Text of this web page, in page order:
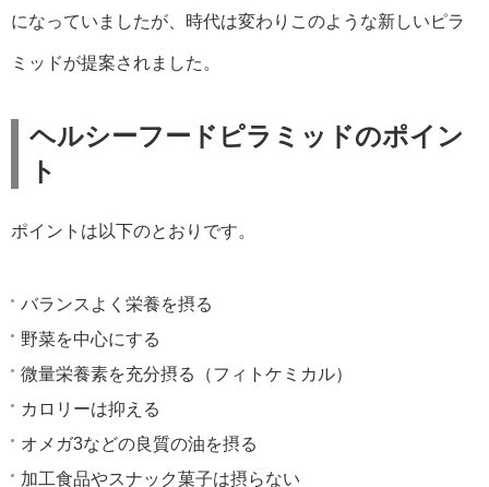
になっていましたが、時代は変わりこのような新しいピラ
ミッドが提案されました。
ヘルシーフードピラミッドのポイン
ト
ポイントは以下のとおりです。
バランスよく栄養を摂る
野菜を中心にする
微量栄養素を充分摂る（フィトケミカル）
カロリーは抑える
オメガ3などの良質の油を摂る
加工食品やスナック菓子は摂らない